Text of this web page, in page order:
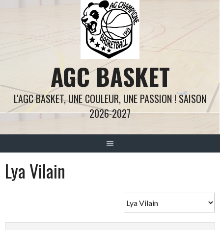
AGC BASKET
L'AGC BASKET, UNE COULEUR, UNE PASSION ! SAISON
2026-2027
Lya Vilain